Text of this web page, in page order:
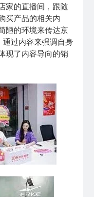
家的直播间，跟随
买产品的相关内
陋的环境来传达京
通过内容来强调自身
现了内容导向的销